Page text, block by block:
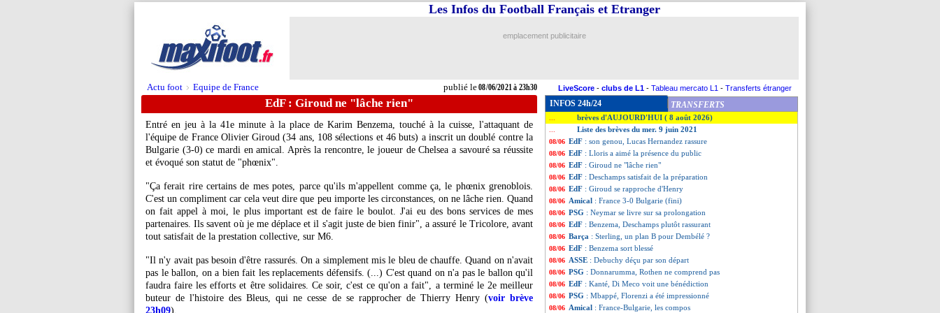
Actu foot > Equipe de France publié le08/06/2021 à 23h30
Les Infos du Football Français et Etranger
emplacement publicitaire
LiveScore - clubs de L1 - Tableau mercato L1 - Transferts étranger
EdF : Giroud ne "lâche rien"
Entré en jeu à la 41e minute à la place de Karim Benzema, touché à la cuisse, l'attaquant de
l'équipe de France Olivier Giroud (34 ans, 108 sélections et 46 buts) a inscrit un doublé contre la
Bulgarie (3-0) ce mardi en amical. Après la rencontre, le joueur de Chelsea a savouré sa réussite
et évoqué son statut de "phœnix".
"Ça ferait rire certains de mes potes, parce qu'ils m'appellent comme ça, le phœnix grenoblois.
C'est un compliment car cela veut dire que peu importe les circonstances, on ne lâche rien. Quand
on fait appel à moi, le plus important est de faire le boulot. J'ai eu des bons services de mes
partenaires. Ils savent où je me déplace et il s'agit juste de bien finir", a assuré le Tricolore, avant
tout satisfait de la prestation collective, sur M6.
"Il n'y avait pas besoin d'être rassurés. On a simplement mis le bleu de chauffe. Quand on n'avait
pas le ballon, on a bien fait les replacements défensifs. (...) C'est quand on n'a pas le ballon qu'il
faudra faire les efforts et être solidaires. Ce soir, c'est ce qu'on a fait", a terminé le 2e meilleur
buteur de l'histoire des Bleus, qui ne cesse de se rapprocher de Thierry Henry (voir brève
23h09).
INFOS 24h/24 TRANSFERTS
brèves d'AUJOURD'HUI ( 8 août 2026)
Liste des brèves du mer. 9 juin 2021
08/06 EdF : son genou, Lucas Hernandez rassure
08/06 EdF : Lloris a aimé la présence du public
08/06 EdF : Giroud ne "lâche rien"
08/06 EdF : Deschamps satisfait de la préparation
08/06 EdF : Giroud se rapproche d'Henry
08/06 Amical : France 3-0 Bulgarie (fini)
08/06 PSG : Neymar se livre sur sa prolongation
08/06 EdF : Benzema, Deschamps plutôt rassurant
08/06 Barça : Sterling, un plan B pour Dembélé ?
08/06 EdF : Benzema sort blessé
08/06 ASSE : Debuchy déçu par son départ
08/06 PSG : Donnarumma, Rothen ne comprend pas
08/06 EdF : Kanté, Di Meco voit une bénédiction
08/06 PSG : Mbappé, Florenzi a été impressionné
08/06 Amical : France-Bulgarie, les compos